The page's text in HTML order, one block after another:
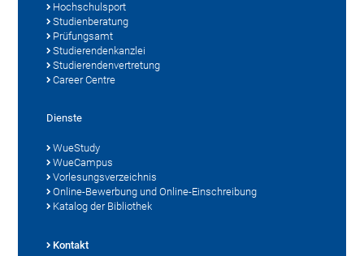
Hochschulsport
Studienberatung
Prüfungsamt
Studierendenkanzlei
Studierendenvertretung
Career Centre
Dienste
WueStudy
WueCampus
Vorlesungsverzeichnis
Online-Bewerbung und Online-Einschreibung
Katalog der Bibliothek
Kontakt